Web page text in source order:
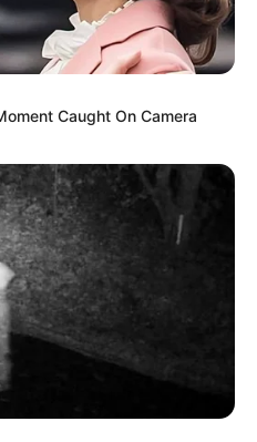
Caught On Camera